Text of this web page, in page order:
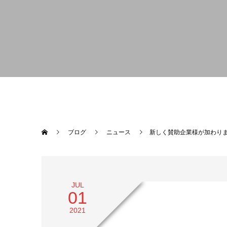
ブログ ニュース 新しく賛助企業様が加わりま
JUL
01
2021